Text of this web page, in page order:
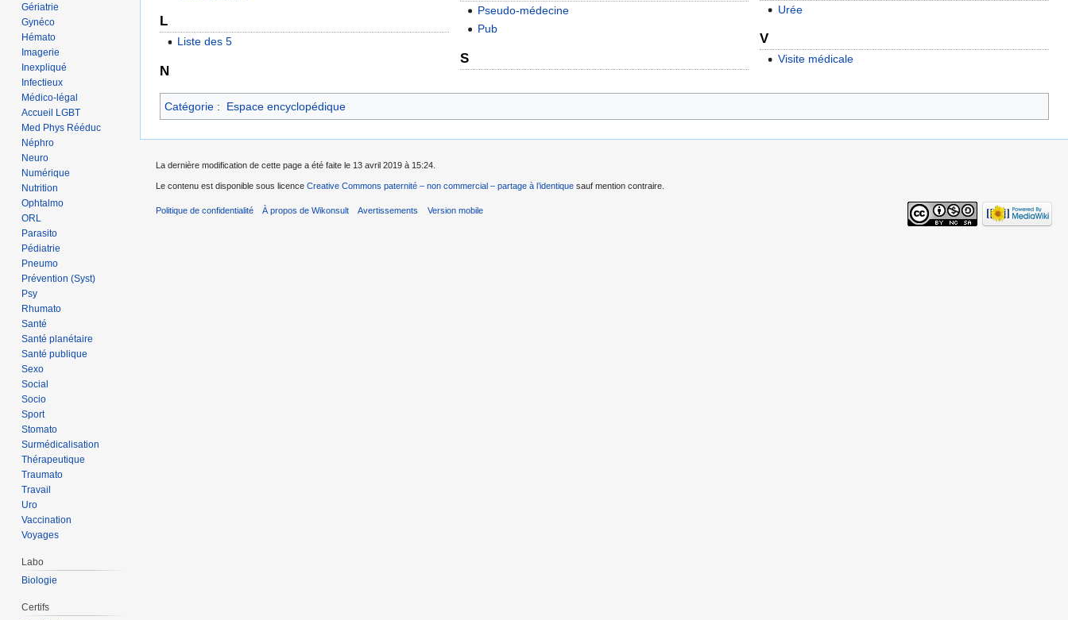
L
Liste des 5
N
Pseudo-médecine
Pub
S
Urée
V
Visite médicale
Catégorie : Espace encyclopédique
Gériatrie
Gynéco
Hémato
Imagerie
Inexpliqué
Infectieux
Médico-légal
Accueil LGBT
Med Phys Rééduc
Néphro
Neuro
Numérique
Nutrition
Ophtalmo
ORL
Parasito
Pédiatrie
Pneumo
Prévention (Syst)
Psy
Rhumato
Santé
Santé planétaire
Santé publique
Sexo
Social
Socio
Sport
Stomato
Surmédicalisation
Thérapeutique
Traumato
Travail
Uro
Vaccination
Voyages
Labo
Biologie
Certifs
La dernière modification de cette page a été faite le 13 avril 2019 à 15:24.
Le contenu est disponible sous licence Creative Commons paternité – non commercial – partage à l’identique sauf mention contraire.
Politique de confidentialité À propos de Wikonsult Avertissements Version mobile